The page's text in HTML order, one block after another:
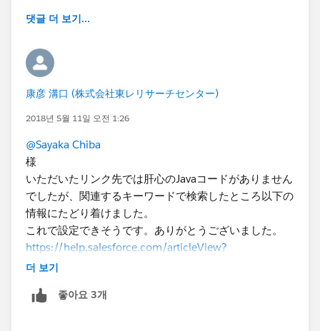
댓글 더 보기...
康彦 溝口 (株式会社東レリサーチセンター)
2018년 5월 11일 오전 1:26
@Sayaka Chiba
様
いただいたリンク先では肝心のJavaコードがありません
でしたが、関連するキーワードで検索したところ以下の
情報にたどり着けました。
これで設定できそうです。ありがとうございました。
https://help.salesforce.com/articleView?
id=000267491&language=ja&type=1
더 보기
좋아요 3개